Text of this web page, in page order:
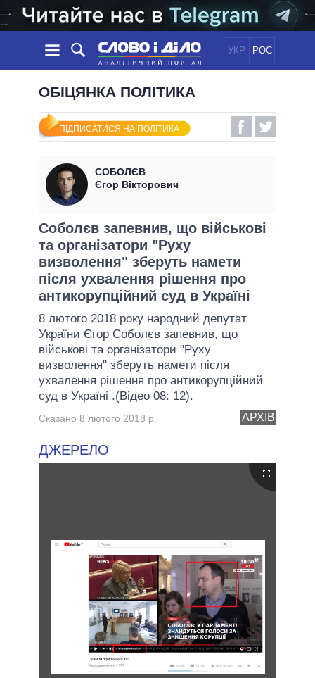
УКР РОС
НОВИНИ
СТРІЧКА
ПОДІЇ
СТАТТІ
ДУМКИ
ОГЛЯДИ
ДАЙДЖЕСТИ
ПОЛІТИКА
ЕКОНОМІКА
СВІТ
ОБIЦЯНКИ
УСІ ПОЛІТИКИ
ПРЕЗИДЕНТ І ОФІС
ВЕРХОВНА РАДА
КАБІНЕТ МІНІСТРІВ
ГОЛОВИ ОБЛАДМІНІСТРАЦІЙ
МЕРИ МІСТ
ВСІ ПЕРСОНИ
ІНФОГРАФІКА
ПІДТРИМАТИ
ПОРІВНЯННЯ ПОЛІТИКІВ
ОБІЦЯНКА ПОЛІТИКА
ПІДПИСАТИСЯ НА ПОЛІТИКА
СОБОЛЄВ
Єгор Вікторович
Соболєв запевнив, що військові
та організатори "Руху
визволення" зберуть намети
після ухвалення рішення про
антикорупційний суд в Україні
8 лютого 2018 року народний депутат
України Єгор Соболєв запевнив, що
військові та організатори "Руху
визволення" зберуть намети після
ухвалення рішення про антикорупційний
суд в Україні .(Відео 08: 12).
АРХІВ
Сказано 8 лютого 2018 р.
ДЖЕРЕЛО